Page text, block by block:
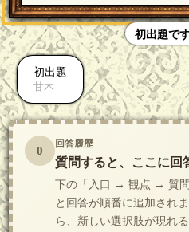
初出題で
初出題
甘木
0 回答履歴
質問すると、ここに回
下の「入口 → 観点 → 質
と回答が順番に追加され
ら、新しい選択肢が現れ